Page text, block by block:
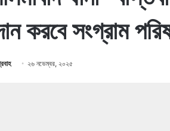
করবে সংগ্রাম
২৬ নভেম্বর, ২০২৫